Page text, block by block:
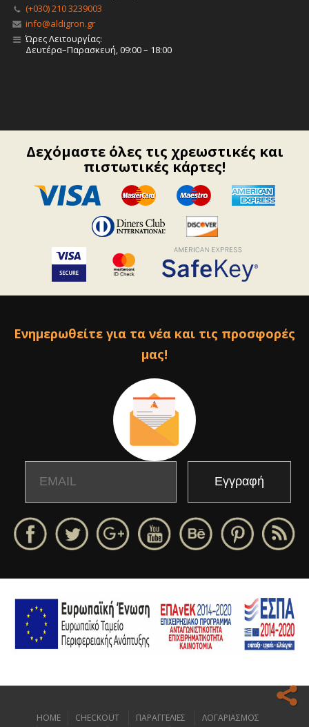
(+030) 210 3239003
info@aldigron.gr
Ώρες Λειτουργίας:
Δευτέρα–Παρασκευή, 09:00 – 18:00
Δεχόμαστε όλες τις χρεωστικές και
πιστωτικές κάρτες!
Ενημερωθείτε για τα νέα και τις προσφορές
μας!
HOME CHECKOUT ΠΑΡΑΓΓΕΛΙΕΣ
ΛΟΓΑΡΙΑΣΜΟΣ